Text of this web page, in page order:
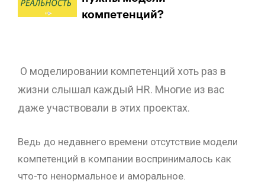
О моделировании компетенций хоть раз в
жизни слышал каждый HR. Многие из вас
даже участвовали в этих проектах.
Ведь до недавнего времени отсутствие модели
компетенций в компании воспринималось как
что-то ненормальное и аморальное.